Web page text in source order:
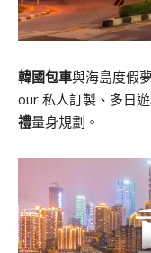
韓國包車與海島度假
our 私人訂製、多日
禮量身規劃。